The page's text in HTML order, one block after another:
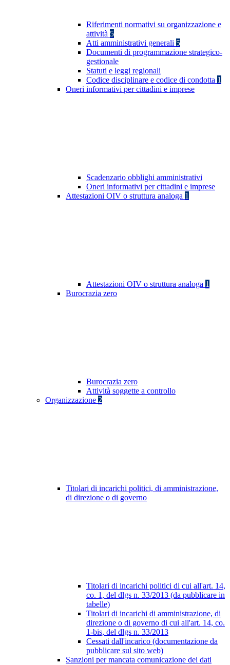
Riferimenti normativi su organizzazione e
attività 5
Atti amministrativi generali 5
Documenti di programmazione strategico-
gestionale
Statuti e leggi regionali
Codice disciplinare e codice di condotta 1
Oneri informativi per cittadini e imprese
Scadenzario obblighi amministrativi
Oneri informativi per cittadini e imprese
Attestazioni OIV o struttura analoga 1
Attestazioni OIV o struttura analoga 1
Burocrazia zero
Burocrazia zero
Attività soggette a controllo
Organizzazione 2
Titolari di incarichi politici, di amministrazione,
di direzione o di governo
Titolari di incarichi politici di cui all'art. 14,
co. 1, del dlgs n. 33/2013 (da pubblicare in
tabelle)
Titolari di incarichi di amministrazione, di
direzione o di governo di cui all'art. 14, co.
1-bis, del dlgs n. 33/2013
Cessati dall'incarico (documentazione da
pubblicare sul sito web)
Sanzioni per mancata comunicazione dei dati